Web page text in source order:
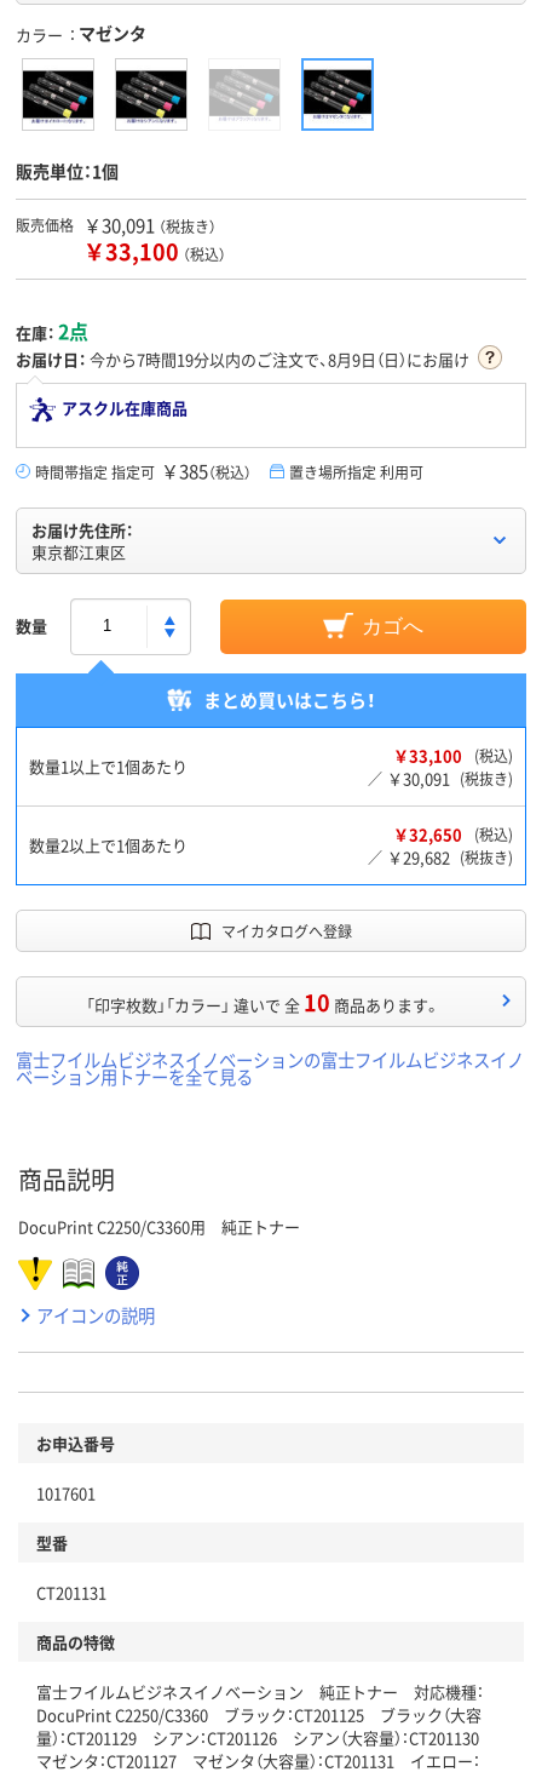
カラー マゼンタ
販売単位：1個
販売価格 ￥30,091 （税抜き）
￥33,100 （税込）
在庫： 2点
お届け日： 今から7時間19分以内のご注文で、8月9日（日）にお届け
アスクル在庫商品
時間帯指定 指定可 ￥385（税込） 置き場所指定 利用可
お届け先住所：
東京都江東区
数量 カゴへ
まとめ買いはこちら！
数量1以上で1個あたり ￥33,100
(税込)
／ ￥30,091 (税抜き)
数量2以上で1個あたり ￥32,650
(税込)
／ ￥29,682 (税抜き)
マイカタログへ登録
「印字枚数」「カラー」 違いで 全 10 商品あります。
富士フイルムビジネスイノベーションの富士フイルムビジネスイノ
ベーション用トナーを全て見る
商品説明
DocuPrint C2250/C3360用 純正トナー
アイコンの説明
お申込番号
1017601
型番
CT201131
商品の特徴
富士フイルムビジネスイノベーション 純正トナー 対応機種：
DocuPrint C2250/C3360 ブラック：CT201125 ブラック（大容
量）：CT201129 シアン：CT201126 シアン（大容量）：CT201130
マゼンタ：CT201127 マゼンタ（大容量）：CT201131 イエロー：